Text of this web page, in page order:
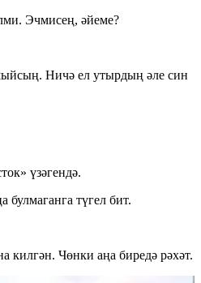
Эчмисең, әйеме?
Ничә ел утырдың әле син
үзәгендә.
булмаганга түгел бит.
килгән. Чөнки аңа биредә рәхәт.